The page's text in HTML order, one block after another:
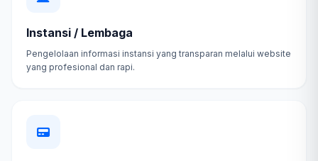
Instansi / Lembaga
Pengelolaan informasi instansi yang transparan melalui website
yang profesional dan rapi.